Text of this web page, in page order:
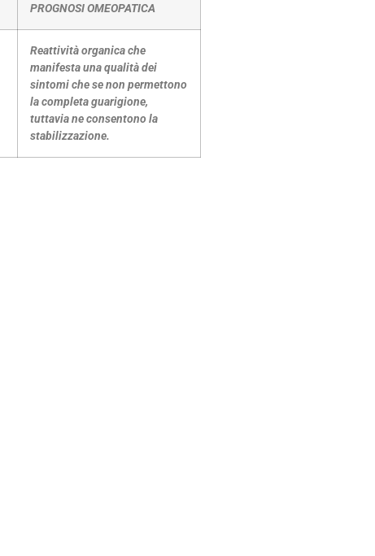
PROGNOSI OMEOPATICA
Reattività organica che
manifesta una qualità dei
sintomi che se non permettono
la completa guarigione,
tuttavia ne consentono la
stabilizzazione.